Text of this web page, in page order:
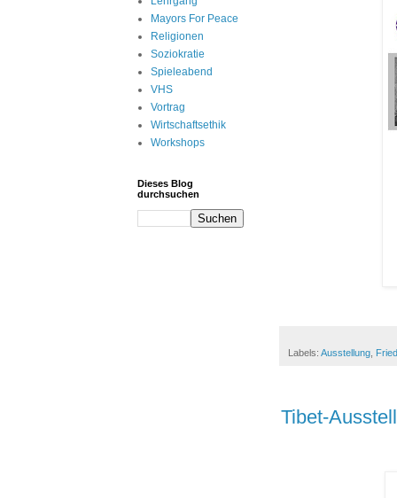
Labels: Ausstellung
Tibet-
Mayors For Peace
Religionen
Soziokratie
Spieleabend
VHS
Vortrag
Wirtschaftsethik
Workshops
Dieses Blog
durchsuchen